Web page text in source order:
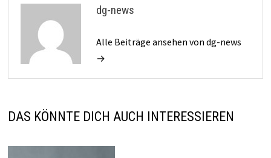
dg-news
Alle Beiträge ansehen von dg-news
→
DAS KÖNNTE DICH AUCH INTERESSIEREN